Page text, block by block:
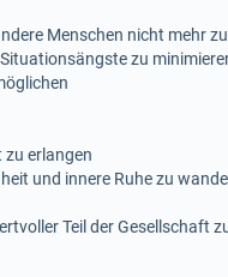
Menschen nicht mehr
zu
erlangen
und innere Ruhe zu
Teil der Gesellschaft